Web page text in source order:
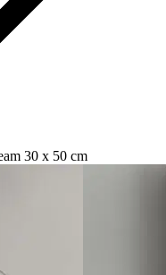
30 x 50 cm